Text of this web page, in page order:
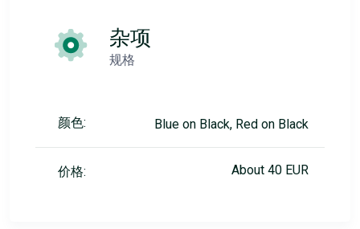
杂项
规格
颜色: Blue on Black, Red on Black
价格: About 40 EUR